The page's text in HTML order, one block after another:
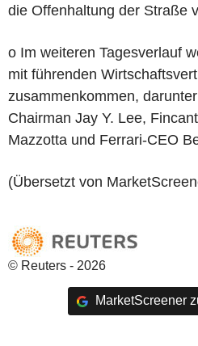
die Offenhaltung der Straße
o Im weiteren Tagesverlauf
mit führenden
zusammenkommen,
Chairman Jay Y. Lee,
Mazzotta und Ferrari-CEO
(Übersetzt von
© Reuters - 2026
MarketScreener